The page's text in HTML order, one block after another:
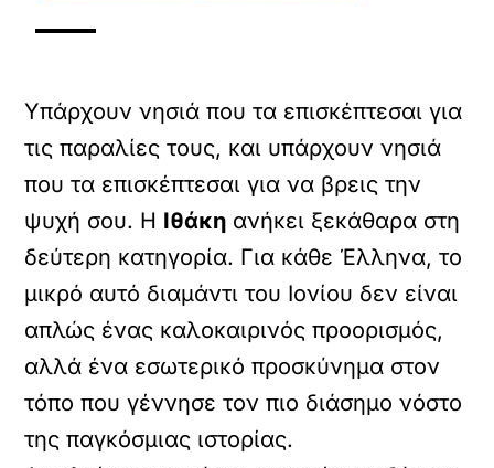
Υπάρχουν νησιά που τα επισκέπτεσαι για
τις παραλίες τους, και υπάρχουν νησιά
που τα επισκέπτεσαι για να βρεις την
ψυχή σου. Η Ιθάκη ανήκει ξεκάθαρα στη
δεύτερη κατηγορία. Για κάθε Έλληνα, το
μικρό αυτό διαμάντι του Ιονίου δεν είναι
απλώς ένας καλοκαιρινός προορισμός,
αλλά ένα εσωτερικό προσκύνημα στον
τόπο που γέννησε τον πιο διάσημο νόστο
της παγκόσμιας ιστορίας.